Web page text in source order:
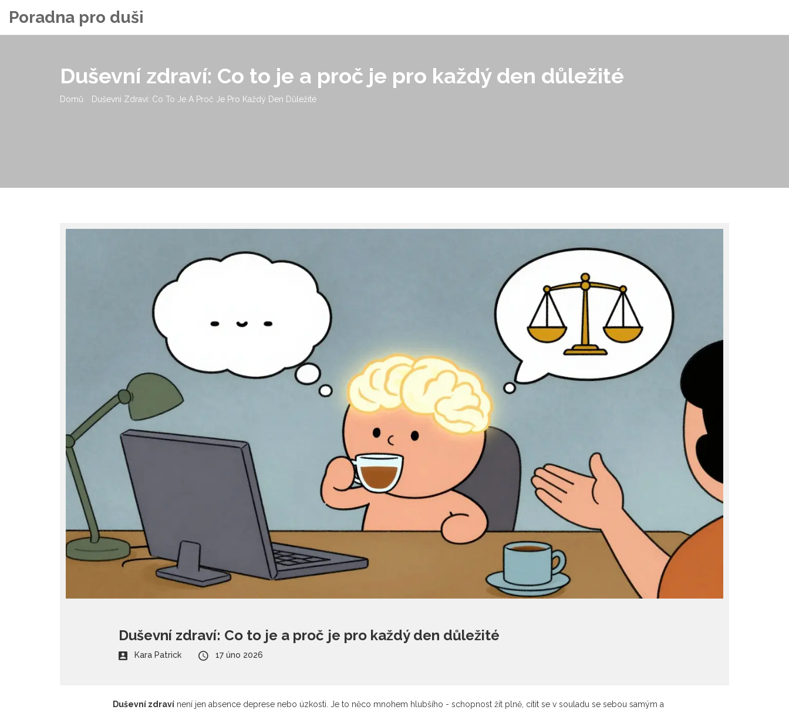
Poradna pro duši
Duševní zdraví: Co to je a proč je pro každý den důležité
Domů Duševní Zdraví: Co To Je A Proč Je Pro Každý Den Důležité
Duševní zdraví: Co to je a proč je pro každý den důležité
Kara Patrick 17 úno 2026
Duševní zdraví není jen absence deprese nebo úzkosti. Je to něco mnohem hlubšího - schopnost žít plně, cítit se v souladu se sebou samým a